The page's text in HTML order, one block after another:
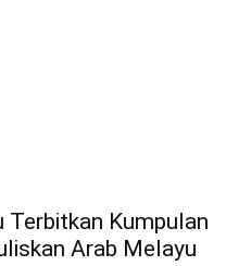
Terbitkan Kumpulan
Arab Melayu